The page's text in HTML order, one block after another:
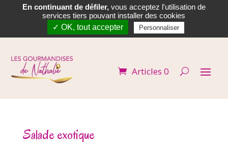
 
Articles 0
Salade exotique
En continuant de défiler,vous acceptez l'utilisation de
services tiers pouvant installer des cookies
✓ OK, tout accepter
Personnaliser